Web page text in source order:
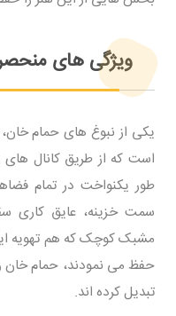
ویژگی های
یکی از نبوغ های حمام
است که از طریق کانال های
طور یکنواخت در تمام
سمت خزینه، عایق کاری
مشبک کوچک که هم تهویه
حفظ می نمودند، حمام خان
تبدیل کرده اند.